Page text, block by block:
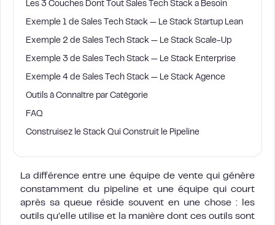
Les 3 Couches Dont Tout Sales Tech Stack a Besoin
Exemple 1 de Sales Tech Stack — Le Stack Startup Lean
Exemple 2 de Sales Tech Stack — Le Stack Scale-Up
Exemple 3 de Sales Tech Stack — Le Stack Enterprise
Exemple 4 de Sales Tech Stack — Le Stack Agence
Outils à Connaître par Catégorie
FAQ
Construisez le Stack Qui Construit le Pipeline
La différence entre une équipe de vente qui génère
constamment du pipeline et une équipe qui court
après sa queue réside souvent en une chose : les
outils qu’elle utilise et la manière dont ces outils sont